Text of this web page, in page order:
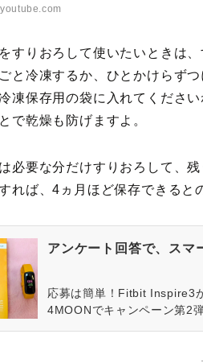
すりおろして使いたいときは
と冷凍するか、ひとかけらず
凍保存用の袋に入れてくださ
で乾燥も防げますよ。
必要な分だけすりおろして、
れば、4ヵ月ほど保存できると
アンケート回答で、スマ
応募は簡単！Fitbit Inspire3
4MOONでキャンペーン第2